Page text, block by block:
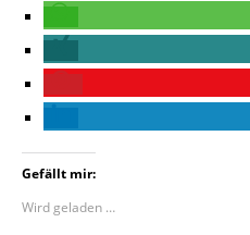
Gefällt mir:
Wird geladen …